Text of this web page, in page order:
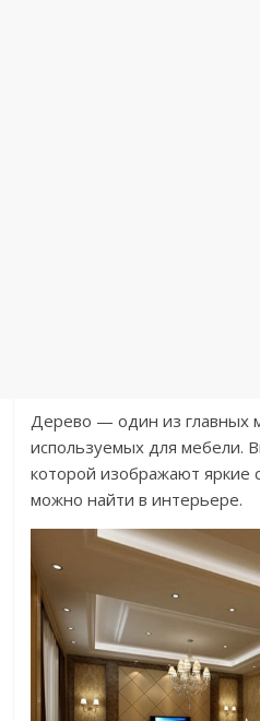
Дерево — один из главных
используемых для мебели.
которой изображают яркие
можно найти в интерьере.